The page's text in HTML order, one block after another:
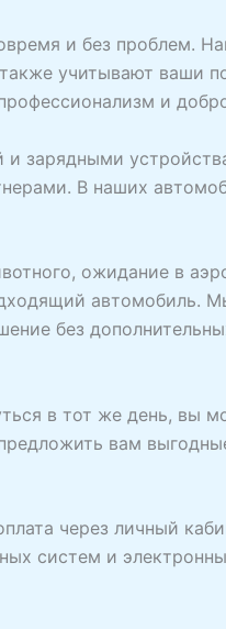
и без проблем.
учитывают ваши
и
и зарядными
В наших
ожидание в
автомобиль.
без
в тот же день, вы
вам
через личный
систем и